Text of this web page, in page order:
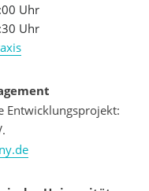
Uhr
Uhr
Entwicklungsprojekt: